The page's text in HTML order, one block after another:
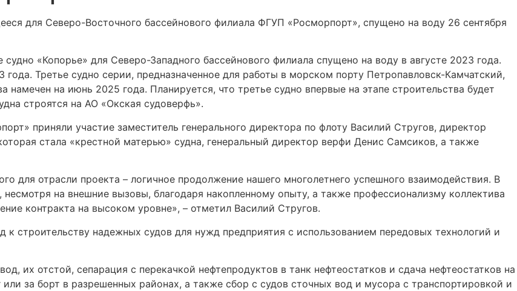
для Северо-Восточного бассейнового филиала ФГУП «Росморпорт», спущено на воду 26 сентября
«Копорье» для Северо-Западного бассейнового филиала спущено на воду в августе 2023 года.
Третье судно серии, предназначенное для работы в морском порту Петропавловск-Камчатский,
намечен на июнь 2025 года. Планируется, что третье судно впервые на этапе строительства будет
строятся на АО «Окская судоверфь».
приняли участие заместитель генерального директора по флоту Василий Стругов, директор
стала «крестной матерью» судна, генеральный директор верфи Денис Самсиков, а также
для отрасли проекта – логичное продолжение нашего многолетнего успешного взаимодействия. В
на внешние вызовы, благодаря накопленному опыту, а также профессионализму коллектива
контракта на высоком уровне», – отметил Василий Стругов.
к строительству надежных судов для нужд предприятия с использованием передовых технологий и
их отстой, сепарация с перекачкой нефтепродуктов в танк нефтеостатков и сдача нефтеостатков на
за борт в разрешенных районах, а также сбор с судов сточных вод и мусора с транспортировкой и